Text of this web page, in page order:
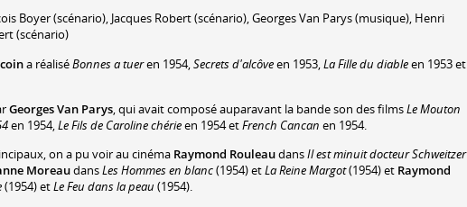
Boyer(scénario), Jacques Robert(scénario),Georges Van Parys(musique), Henri
(scénario)
a réaliséBonnes a tueren 1954,Secrets d'alcôveen 1953,La Fille du diableen 1953 et
Georges Van Parys, qui avait composé auparavant la bande son des filmsLe Mouton
en 1954,Le Fils de Caroline chérieen 1954 etFrench Cancan en 1954.
on a pu voir au cinéma Raymond RouleaudansIl est minuit docteur Schweitzer
MoreaudansLes Hommes en blanc(1954) etLa Reine Margot(1954) et Raymond
(1954) etLe Feu dans la peau (1954).